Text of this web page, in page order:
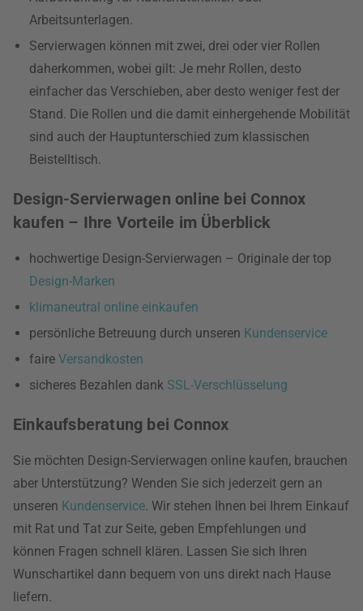
Arbeitsunterlagen.
Servierwagen können mit zwei, drei oder vier Rollen
daherkommen, wobei gilt: Je mehr Rollen, desto
einfacher das Verschieben, aber desto weniger fest der
Stand. Die Rollen und die damit einhergehende Mobilität
sind auch der Hauptunterschied zum klassischen
Beistelltisch.
Design-Servierwagen online bei Connox
kaufen – Ihre Vorteile im Überblick
hochwertige Design-Servierwagen – Originale der top
Design-Marken
klimaneutral online einkaufen
persönliche Betreuung durch unseren Kundenservice
faire Versandkosten
sicheres Bezahlen dank SSL-Verschlüsselung
Einkaufsberatung bei Connox
Sie möchten Design-Servierwagen online kaufen, brauchen
aber Unterstützung? Wenden Sie sich jederzeit gern an
unseren Kundenservice. Wir stehen Ihnen bei Ihrem Einkauf
mit Rat und Tat zur Seite, geben Empfehlungen und
können Fragen schnell klären. Lassen Sie sich Ihren
Wunschartikel dann bequem von uns direkt nach Hause
liefern.